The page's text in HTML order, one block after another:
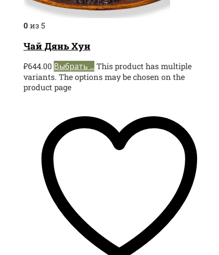
0из 5
Чай Дянь Хун
₽644.00 Выбрать ... This product has multiple
variants. The options may be chosen on the
product page